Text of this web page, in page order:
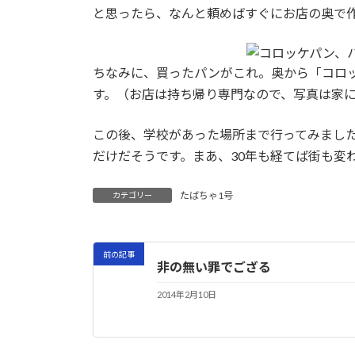
と思ったら、なんと頼めばすぐにお店の奥で
ちなみに、買ったパンがこれ。奥から「コ
す。（お店は持ち帰り専門なので、写真は家
この後、学校があった場所まで行ってみま
だけだそうです。まあ、30年も経てば街も変
カテゴリー たばちゃ1号
前の記事
非の無い罪でござる
2014年2月10日